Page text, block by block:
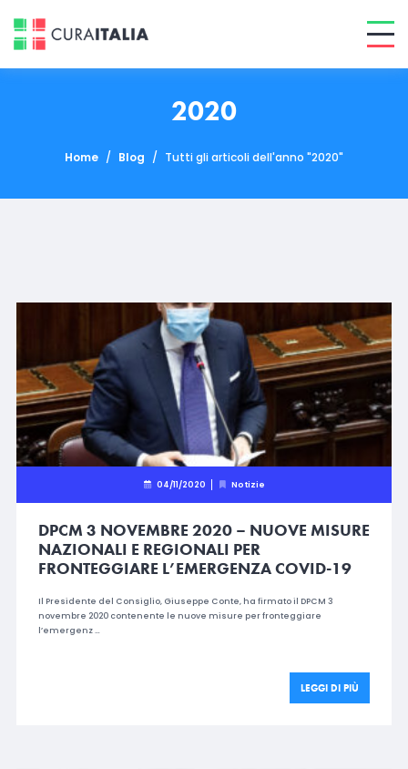
2020
Home / Blog / Tutti gli articoli dell'anno "2020"
04/11/2020 Notizie
DPCM 3 NOVEMBRE 2020 – NUOVE MISURE
NAZIONALI E REGIONALI PER
FRONTEGGIARE L’EMERGENZA COVID-19
Il Presidente del Consiglio, Giuseppe Conte, ha firmato il DPCM 3
novembre 2020 contenente le nuove misure per fronteggiare
l’emergenz …
LEGGI DI PIÙ